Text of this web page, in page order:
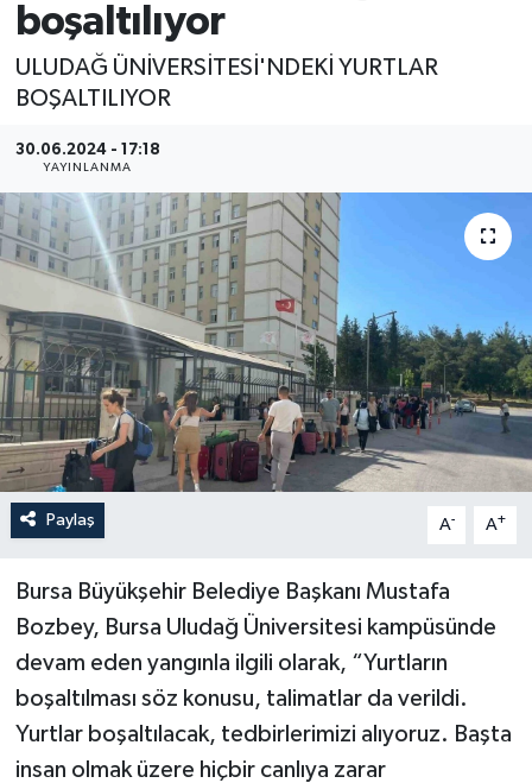
boşaltılıyor
ULUDAĞ ÜNİVERSİTESİ'NDEKİ YURTLAR
BOŞALTILIYOR
30.06.2024 - 17:18
YAYINLANMA
Paylaş A- A+
Bursa Büyükşehir Belediye Başkanı Mustafa
Bozbey, Bursa Uludağ Üniversitesi kampüsünde
devam eden yangınla ilgili olarak, “Yurtların
boşaltılması söz konusu, talimatlar da verildi.
Yurtlar boşaltılacak, tedbirlerimizi alıyoruz. Başta
insan olmak üzere hiçbir canlıya zarar
EĞİTİM
KÜLTÜR SANAT
MAGAZİN
YEREL
Haber Arşivi